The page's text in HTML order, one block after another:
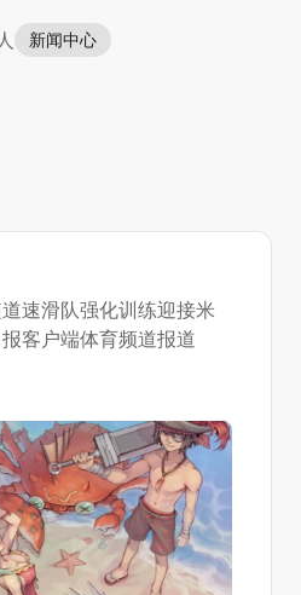
新闻中心
速滑队强化训练迎接米
客户端体育频道报道